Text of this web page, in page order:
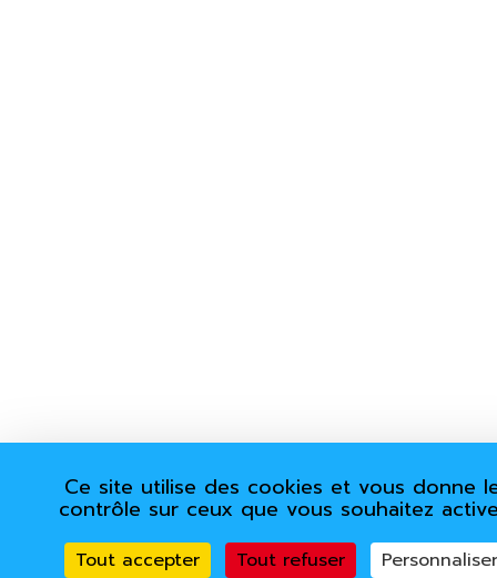
Ce site utilise des cookies et vous donne
contrôle sur ceux que vous souhaitez
Tout accepter Tout refuser Personnaliser